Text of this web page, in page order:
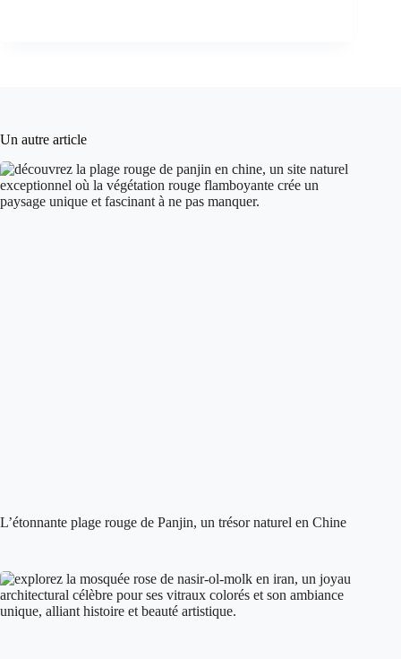
Un autre article
L’étonnante plage rouge de Panjin, un trésor naturel en Chine